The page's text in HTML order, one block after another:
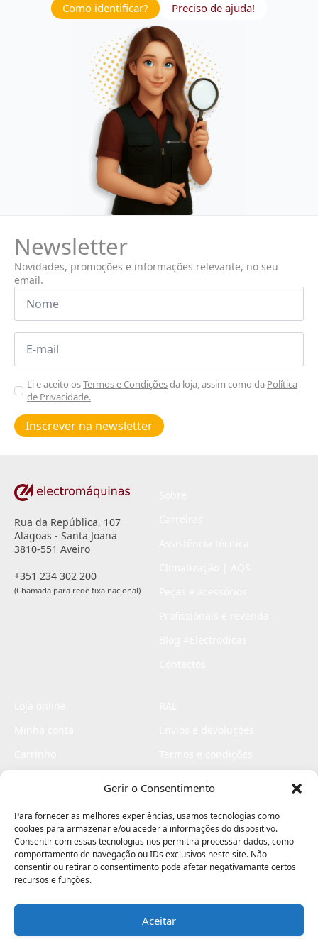
Gerir o Consentimento
Para fornecer as melhores experiências, usamos tecnologias como
cookies para armazenar e/ou aceder a informações do dispositivo.
Consentir com essas tecnologias nos permitirá processar dados, como
comportamento de navegação ou IDs exclusivos neste site. Não
consentir ou retirar o consentimento pode afetar negativamante certos
recursos e funções.
Aceitar
Como identificar? Preciso de ajuda!
Newsletter
Novidades, promoções e informações relevante, no seu
email.
Nome
Email
Aceitar
Poiticas
de
privacidade
Li e aceito osTermos e Condiçõesda loja, assim como da Política
de Privacidade.
Inscrever na newsletter
Rua da República, 107
Alagoas - Santa Joana
3810-551 Aveiro
+351 234 302 200
(Chamada para rede fixa nacional)
Livro de elogios